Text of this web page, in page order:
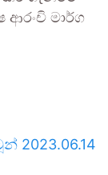
මාර්ග
2023.06.14